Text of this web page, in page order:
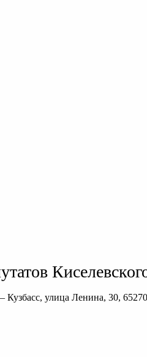
Кузбасс, улица Ленина, 30,